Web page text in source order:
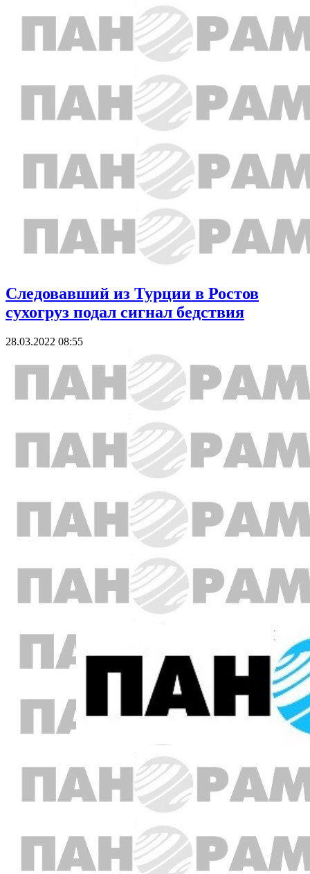
Следовавший из Турции в Ростов
сухогруз подал сигнал бедствия
28.03.2022 08:55